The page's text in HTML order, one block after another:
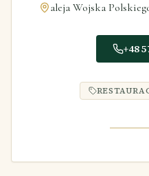
aleja Wojska
+48